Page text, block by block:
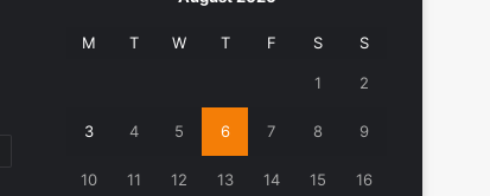
M T W T F S S
1 2
3 4 5 6 7 8 9
10 11 12 13 14 15 16